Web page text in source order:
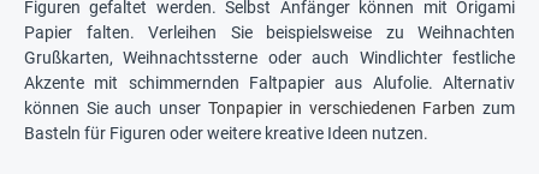
Figuren gefaltet werden. Selbst Anfänger können mit Origami
Papier falten. Verleihen Sie beispielsweise zu Weihnachten
Grußkarten, Weihnachtssterne oder auch Windlichter festliche
Akzente mit schimmernden Faltpapier aus Alufolie. Alternativ
können Sie auch unser Tonpapier in verschiedenen Farben zum
Basteln für Figuren oder weitere kreative Ideen nutzen.